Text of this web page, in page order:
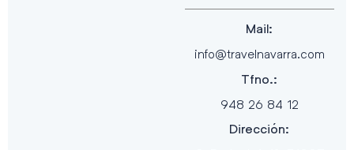
Mail:
info@travelnavarra.com
Tfno.:
948 26 84 12
Dirección: